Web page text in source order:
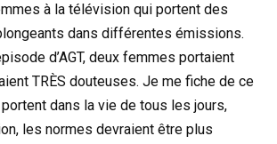
à la télévision qui portent des
dans différentes émissions.
d’AGT, deux femmes portaient
TRÈS douteuses. Je me fiche de ce
dans la vie de tous les jours,
les normes devraient être plus